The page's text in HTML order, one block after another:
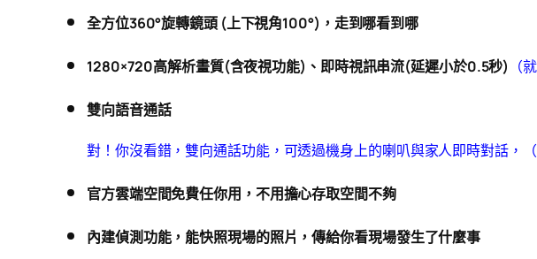
全方位360°旋轉鏡頭 (上下視角100°)，走到哪看到哪
1280×720高解析畫質(含夜視功能)、即時視訊串流(延遲小於0.5秒) （
雙向語音通話
對！你沒看錯，雙向通話功能，可透過機身上的喇叭與家人即時對話，
官方雲端空間免費任你用，不用擔心存取空間不夠
內建偵測功能，能快照現場的照片，傳給你看現場發生了什麼事